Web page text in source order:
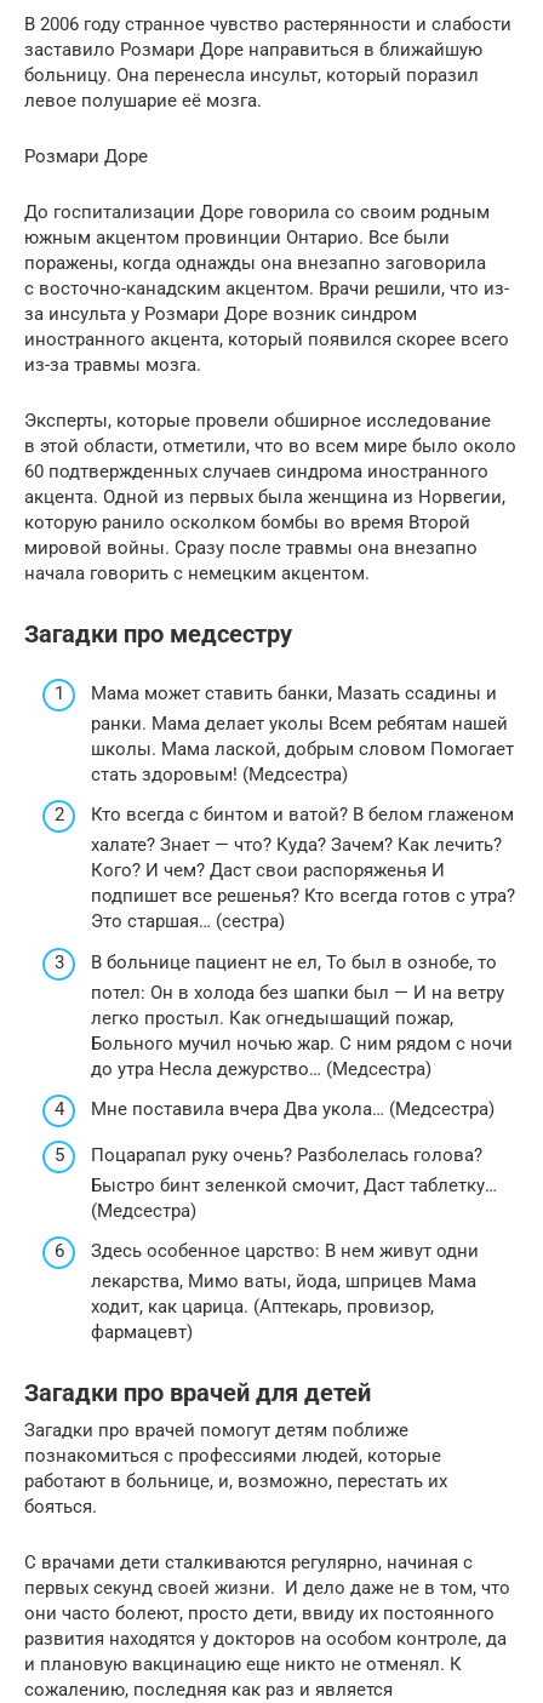
В 2006 году странное чувство растерянности и слабости
заставило Розмари Доре направиться в ближайшую
больницу. Она перенесла инсульт, который поразил
левое полушарие её мозга.
Розмари Доре
До госпитализации Доре говорила со своим родным
южным акцентом провинции Онтарио. Все были
поражены, когда однажды она внезапно заговорила
с восточно-канадским акцентом. Врачи решили, что из-
за инсульта у Розмари Доре возник синдром
иностранного акцента, который появился скорее всего
из-за травмы мозга.
Эксперты, которые провели обширное исследование
в этой области, отметили, что во всем мире было около
60 подтвержденных случаев синдрома иностранного
акцента. Одной из первых была женщина из Норвегии,
которую ранило осколком бомбы во время Второй
мировой войны. Сразу после травмы она внезапно
начала говорить с немецким акцентом.
Загадки про медсестру
Мама может ставить банки, Мазать ссадины и
ранки. Мама делает уколы Всем ребятам нашей
школы. Мама лаской, добрым словом Помогает
стать здоровым! (Медсестра)
Кто всегда с бинтом и ватой? В белом глаженом
халате? Знает — что? Куда? Зачем? Как лечить?
Кого? И чем? Даст свои распоряженья И
подпишет все решенья? Кто всегда готов с утра?
Это старшая… (сестра)
В больнице пациент не ел, То был в ознобе, то
потел: Он в холода без шапки был — И на ветру
легко простыл. Как огнедышащий пожар,
Больного мучил ночью жар. С ним рядом с ночи
до утра Несла дежурство… (Медсестра)
Мне поставила вчера Два укола… (Медсестра)
Поцарапал руку очень? Разболелась голова?
Быстро бинт зеленкой смочит, Даст таблетку…
(Медсестра)
Здесь особенное царство: В нем живут одни
лекарства, Мимо ваты, йода, шприцев Мама
ходит, как царица. (Аптекарь, провизор,
фармацевт)
Загадки про врачей для детей
Загадки про врачей помогут детям поближе
познакомиться с профессиями людей, которые
работают в больнице, и, возможно, перестать их
бояться.
С врачами дети сталкиваются регулярно, начиная с
первых секунд своей жизни. И дело даже не в том, что
они часто болеют, просто дети, ввиду их постоянного
развития находятся у докторов на особом контроле, да
и плановую вакцинацию еще никто не отменял. К
сожалению, последняя как раз и является